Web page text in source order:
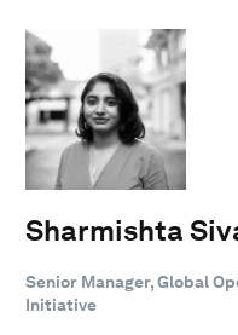
Sharmishta
Senior Manager, Global
Initiative